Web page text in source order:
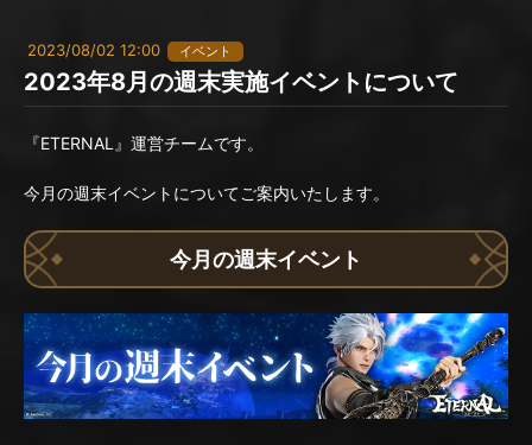
2023/08/02 12:00 イベント
2023年8月の週末実施イベントについて
『ETERNAL』運営チームです。
今月の週末イベントについてご案内いたします。
今月の週末イベント